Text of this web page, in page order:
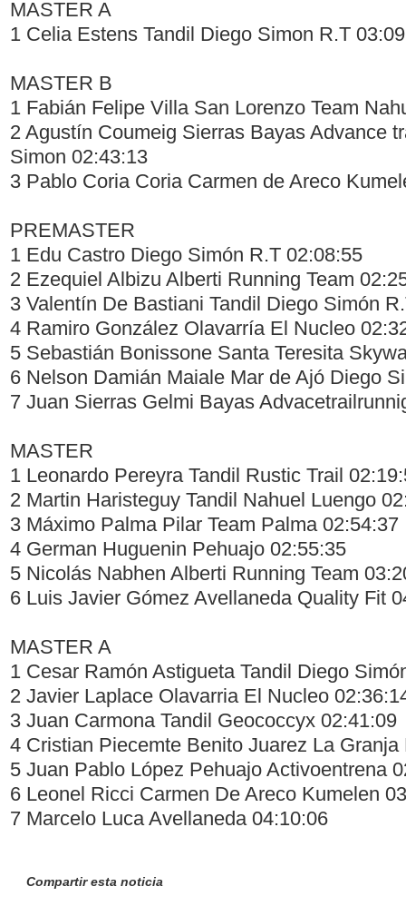
MASTER A
1 Celia Estens Tandil Diego Simon R.T
MASTER B
1 Fabián Felipe Villa San Lorenzo Team
2 Agustín Coumeig Sierras Bayas Advance
Simon 02:43:13
3 Pablo Coria Coria Carmen de Areco
PREMASTER
1 Edu Castro Diego Simón R.T 02:08:55
2 Ezequiel Albizu Alberti Running Team
3 Valentín De Bastiani Tandil Diego Simón
4 Ramiro González Olavarría El Nucleo
5 Sebastián Bonissone Santa Teresita
6 Nelson Damián Maiale Mar de Ajó Diego
7 Juan Sierras Gelmi Bayas
MASTER
1 Leonardo Pereyra Tandil Rustic Trail
2 Martin Haristeguy Tandil Nahuel Luengo
3 Máximo Palma Pilar Team Palma 02:54:37
4 German Huguenin Pehuajo 02:55:35
5 Nicolás Nabhen Alberti Running Team
6 Luis Javier Gómez Avellaneda Quality Fit
MASTER A
1 Cesar Ramón Astigueta Tandil Diego
2 Javier Laplace Olavarria El Nucleo
3 Juan Carmona Tandil Geococcyx 02:41:09
4 Cristian Piecemte Benito Juarez La Granja
5 Juan Pablo López Pehuajo Activoentrena
6 Leonel Ricci Carmen De Areco Kumelen
7 Marcelo Luca Avellaneda 04:10:06
Compartir esta noticia